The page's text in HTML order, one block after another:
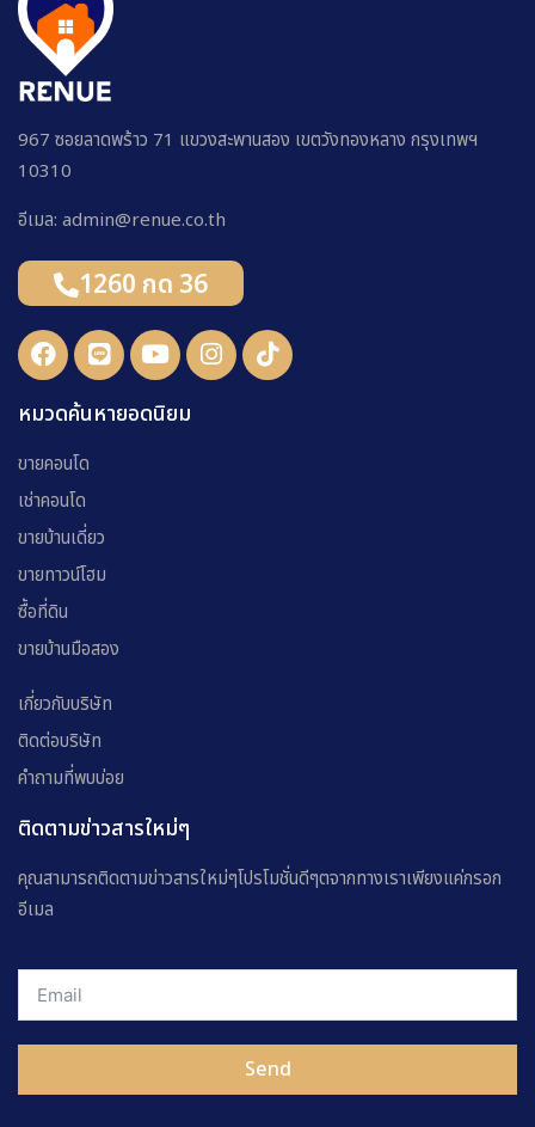
967 ซอยลาดพร้าว 71 แขวงสะพานสอง เขตวังทองหลาง กรุงเทพฯ
10310
อีเมล: admin@renue.co.th
1260 กด 36
หมวดค้นหายอดนิยม
ขายคอนโด
เช่าคอนโด
ขายบ้านเดี่ยว
ขายทาวน์โฮม
ซื้อที่ดิน
ขายบ้านมือสอง
เกี่ยวกับบริษัท
ติดต่อบริษัท
คำถามที่พบบ่อย
ติดตามข่าวสารใหม่ๆ
คุณสามารถติดตามข่าวสารใหม่ๆโปรโมชั่นดีๆตจากทางเราเพียงแค่กรอก
อีเมล
Send